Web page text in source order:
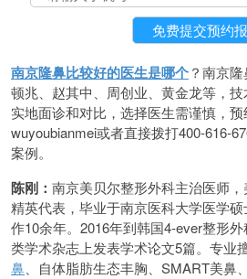
南京隆鼻比较好的医生是哪个？南京
顿兆、赵其中、周创业、黄金龙等，
实地面诊和对比，选择医生需谨慎，预
wuyoubianmei或者直接拨打400-616-
案例。
陈刚： 南京美贝尔整形外科主治医师
精英代表，毕业于南京医科大学医学
作10余年。2016年到韩国4-ever整形
类学术杂志上发表学术论文5篇。专业
鼻 、自体脂肪生态丰胸、SMART美鼻